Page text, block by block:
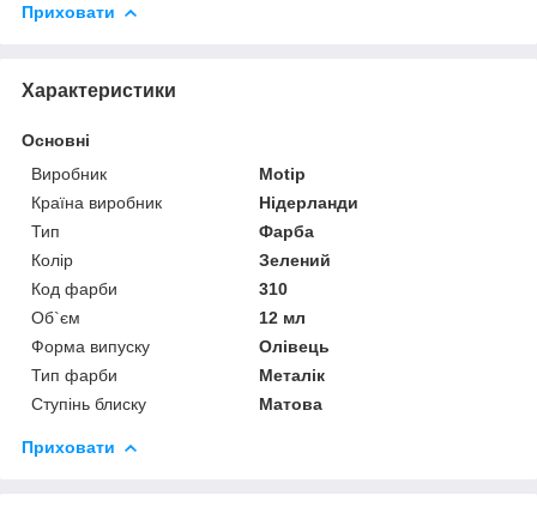
Приховати
Характеристики
Основні
Виробник
Motip
Країна виробник
Нідерланди
Тип
Фарба
Колір
Зелений
Код фарби
310
Об`єм
12 мл
Форма випуску
Олівець
Тип фарби
Металік
Ступінь блиску
Матова
Приховати